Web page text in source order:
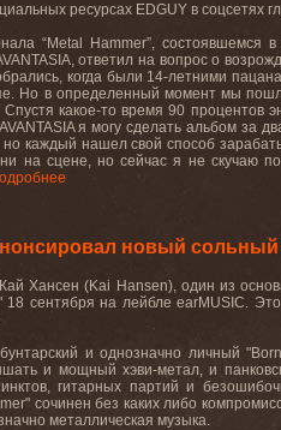
ресурсах EDGUY в соцсетях
“Metal Hammer”, состоявшемся
ответил на вопрос о
когда были 14-летними
Но в определенный момент мы
какое-то время 90 процентов
я могу сделать альбом за
каждый нашел свой способ
на сцене, но сейчас я не скучаю
новый
Кай Хансен (Kai Hansen), один из
18 сентября на лейбле earMUSIC.
и однозначно личный
и мощный хэви-метал, и
гитарных партий и
сочинен без каких либо
металлическая музыка.